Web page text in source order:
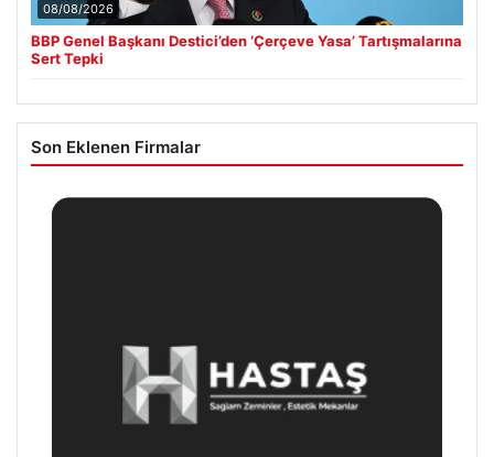
08/08/2026
BBP Genel Başkanı Destici’den ‘Çerçeve Yasa’ Tartışmalarına
Sert Tepki
Son Eklenen Firmalar